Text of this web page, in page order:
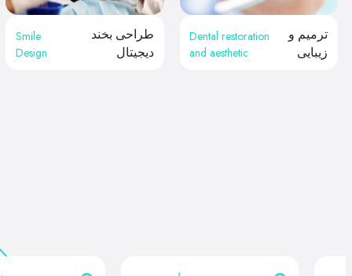
ترمیم و
زیبایی
Dental restoration
and aesthetic
طراحی بخند
دیجیتال
Smile
Design